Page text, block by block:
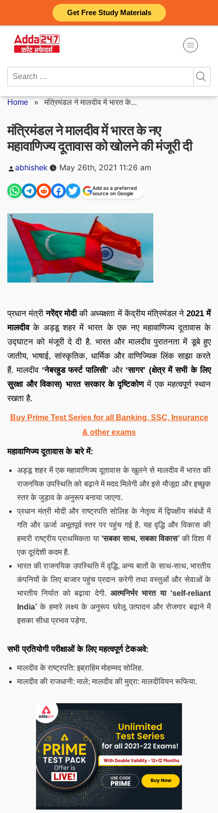
Get Free Study Materials
content
Search
Home »मंत्रिमंडल ने मालदीव में भारत के...
मंत्रिमंडल ने मालदीव में भारत के नए
महावाणिज्य दूतावास को खोलने की मंजूरी दी
Posted
by
abhishek May 26th, 2021 11:26 am
Add as a preferred
source on Google
प्रधान मंत्रीनरेंद्र मोदीकी अध्यक्षता में केंद्रीय मंत्रिमंडल ने 2021 में
मालदीवके अड्डू शहर में भारत के एक नए महावाणिज्य दूतावास के
उद्घाटन को मंजूरी दे दी है. भारत और मालदीव पुरातनता में डूबे हुए
जातीय, भाषाई, सांस्कृतिक, धार्मिक और वाणिज्यिक लिंक साझा करते
हैं. मालदीव ‘नेबरहुड फर्स्ट पालिसी’ और ‘सागर’ (क्षेत्र में सभी के लिए
सुरक्षा और विकास) भारत सरकार के दृष्टिकोणमें एक महत्वपूर्ण स्थान
रखता है.
Buy Prime Test Series for all Banking, SSC, Insurance
& other exams
महावाणिज्य दूतावास के बारे में:
अड्डू शहर में एक महावाणिज्य दूतावास के खुलने से मालदीव में भारत की
राजनयिक उपस्थिति को बढ़ाने में मदद मिलेगी और इसे मौजूदा और इच्छुक
स्तर के जुड़ाव के अनुरूप बनाया जाएगा.
प्रधान मंत्री मोदी और राष्ट्रपति सोलिह के नेतृत्व में द्विपक्षीय संबंधों में
गति और ऊर्जा अभूतपूर्व स्तर पर पहुंच गई है. यह वृद्धि और विकास की
हमारी राष्ट्रीय प्राथमिकता या ‘सबका साथ, सबका विकास’ की दिशा में
एक दूरंदेशी कदम है.
भारत की राजनयिक उपस्थिति में वृद्धि, अन्य बातों के साथ-साथ, भारतीय
कंपनियों के लिए बाजार पहुंच प्रदान करेगी तथा वस्तुओं और सेवाओं के
भारतीय निर्यात को बढ़ावा देगी. आत्मनिर्भर भारत या ‘self-reliant
India’ के हमारे लक्ष्य के अनुरूप घरेलू उत्पादन और रोजगार बढ़ाने में
इसका सीधा प्रभाव पड़ेगा.
सभी प्रतियोगी परीक्षाओं के लिए महत्वपूर्ण टेकअवे:
मालदीव के राष्ट्रपति: इब्राहिम मोहम्मद सोलिह.
मालदीव की राजधानी: माले; मालदीव की मुद्रा: मालदीवियन रूफिया.